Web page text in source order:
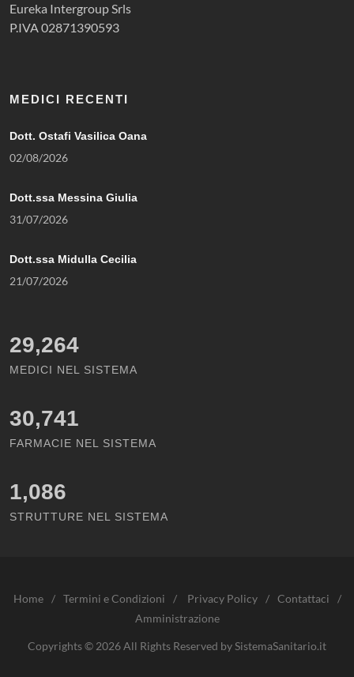
Eureka Intergroup Srls
P.IVA 02871390593
MEDICI RECENTI
Dott. Ostafi Vasilica Oana
02/08/2026
Dott.ssa Messina Giulia
31/07/2026
Dott.ssa Midulla Cecilia
21/07/2026
29,264
MEDICI NEL SISTEMA
30,741
FARMACIE NEL SISTEMA
1,086
STRUTTURE NEL SISTEMA
Home / Termini e Condizioni / Privacy Policy / Contattaci
/
Amministrazione
Copyrights © 2026 All Rights Reserved by SistemaSanitario.it